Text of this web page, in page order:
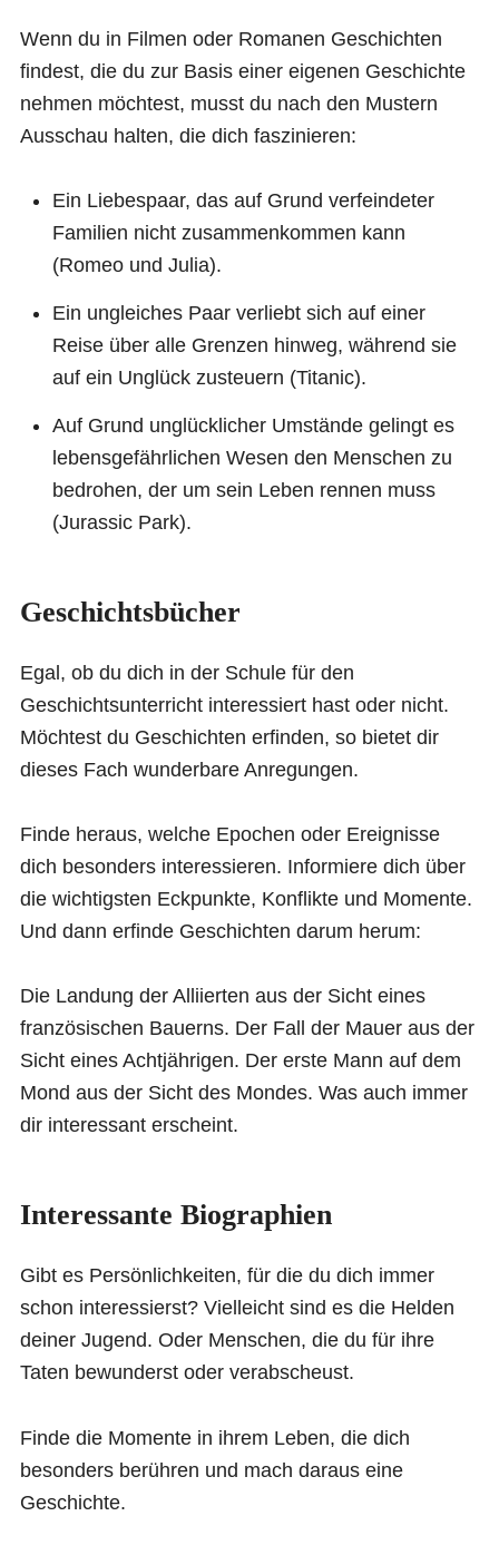
Wenn du in Filmen oder Romanen Geschichten
findest, die du zur Basis einer eigenen Geschichte
nehmen möchtest, musst du nach den Mustern
Ausschau halten, die dich faszinieren:
Ein Liebespaar, das auf Grund verfeindeter
Familien nicht zusammenkommen kann
(Romeo und Julia).
Ein ungleiches Paar verliebt sich auf einer
Reise über alle Grenzen hinweg, während sie
auf ein Unglück zusteuern (Titanic).
Auf Grund unglücklicher Umstände gelingt es
lebensgefährlichen Wesen den Menschen zu
bedrohen, der um sein Leben rennen muss
(Jurassic Park).
Geschichtsbücher
Egal, ob du dich in der Schule für den
Geschichtsunterricht interessiert hast oder nicht.
Möchtest du Geschichten erfinden, so bietet dir
dieses Fach wunderbare Anregungen.
Finde heraus, welche Epochen oder Ereignisse
dich besonders interessieren. Informiere dich über
die wichtigsten Eckpunkte, Konflikte und Momente.
Und dann erfinde Geschichten darum herum:
Die Landung der Alliierten aus der Sicht eines
französischen Bauerns. Der Fall der Mauer aus der
Sicht eines Achtjährigen. Der erste Mann auf dem
Mond aus der Sicht des Mondes. Was auch immer
dir interessant erscheint.
Interessante Biographien
Gibt es Persönlichkeiten, für die du dich immer
schon interessierst? Vielleicht sind es die Helden
deiner Jugend. Oder Menschen, die du für ihre
Taten bewunderst oder verabscheust.
Finde die Momente in ihrem Leben, die dich
besonders berühren und mach daraus eine
Geschichte.